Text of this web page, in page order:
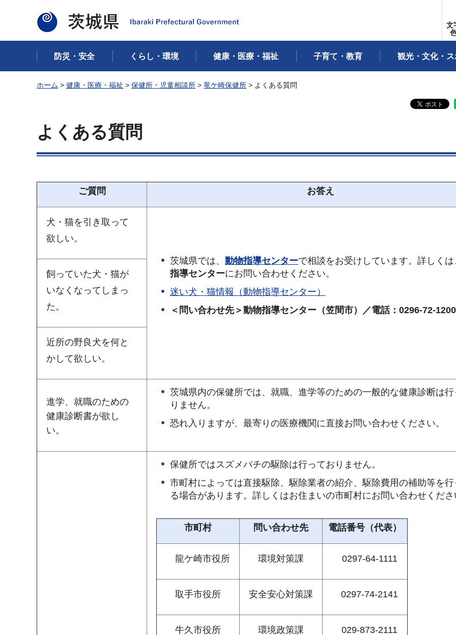
茨城県
文
防災・安全 くらし・環境 健康・医療・福祉 子育て・教育 観光・文化・
ホーム > 健康・医療・福祉 > 保健所・児童相談所 > 竜ケ崎保健所 > よくある質問
よくある質問
ご質問 お答え
犬・猫を引き取って
欲しい。
茨城県では、 動物指導センターで相談をお受けしています。詳しくは
指導センターにお問い合わせください。
迷い犬・猫情報（動物指導センター）
＜問い合わせ先＞動物指導センター（笠間市）／電話：0296-72-1200
飼っていた犬・猫が
いなくなってしまっ
た。
近所の野良犬を何と
かして欲しい。
進学、就職のための
健康診断書が欲し
い。
茨城県内の保健所では、就職、進学等のための一般的な健康診断は
りません。
恐れ入りますが、最寄りの医療機関に直接お問い合わせください。
保健所ではスズメバチの駆除は行っておりません。
市町村によっては直接駆除、駆除業者の紹介、駆除費用の補助等を
る場合があります。詳しくはお住まいの市町村にお問い合わせくだ
市町村 問い合わせ先 電話番号（代表）
龍ケ崎市役所 環境対策課 0297-64-1111
取手市役所 安全安心対策課 0297-74-2141
牛久市役所 環境政策課 029-873-2111